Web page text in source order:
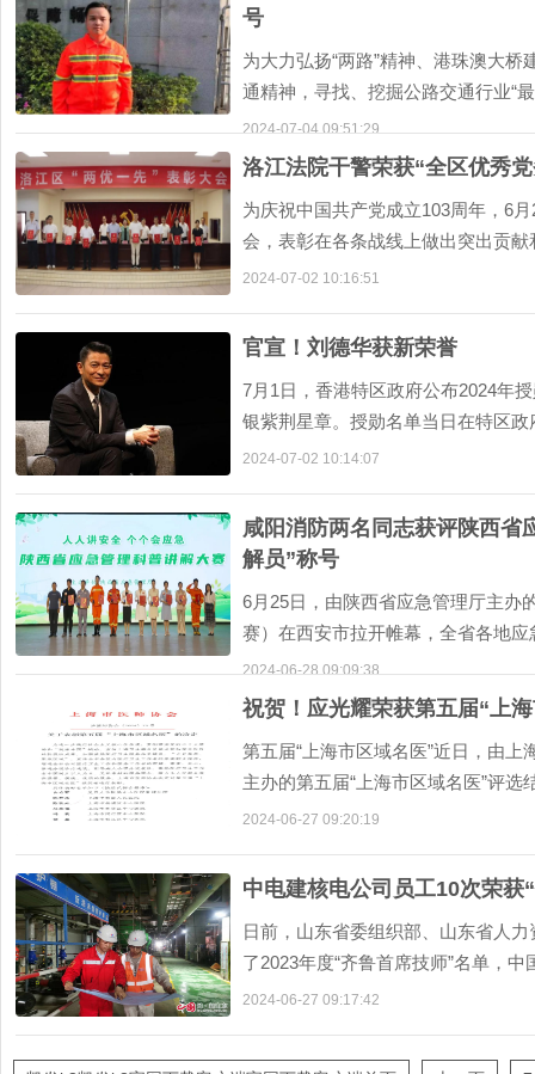
号
为大力弘扬“两路”精神、港珠澳大桥
通精神，寻找、挖掘公路交通行业“
设交通强国实践
2024-07-04 09:51:29
洛江法院干警荣获“全区优秀
为庆祝中国共产党成立103周年，6
会，表彰在各条战线上做出突出贡
工作者、先进基
2024-07-02 10:16:51
官宣！刘德华获新荣誉
7月1日，香港特区政府公布2024年
银紫荆星章。授勋名单当日在特区
勋名单。今年
2024-07-02 10:14:07
咸阳消防两名同志获评陕西省
解员”称号
6月25日，由陕西省应急管理厅主办
赛）在西安市拉开帷幕，全省各地
名选手及领队
2024-06-28 09:09:38
祝贺！应光耀荣获第五届“上
第五届“上海市区域名医”近日，由
主办的第五届“上海市区域名医”评
任荣获第五届“上
2024-06-27 09:20:19
中电建核电公司员工10次荣获
日前，山东省委组织部、山东省人
了2023年度“齐鲁首席技师”名单，
功入选。至此，
2024-06-27 09:17:42